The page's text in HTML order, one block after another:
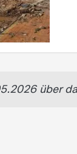
über